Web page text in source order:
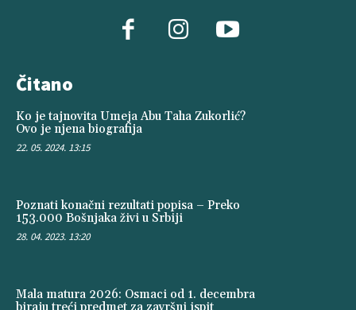
Čitano
Ko je tajnovita Umeja Abu Taha Zukorlić?
Ovo je njena biografija
22. 05. 2024. 13:15
Poznati konačni rezultati popisa – Preko
153.000 Bošnjaka živi u Srbiji
28. 04. 2023. 13:20
Mala matura 2026: Osmaci od 1. decembra
biraju treći predmet za završni ispit